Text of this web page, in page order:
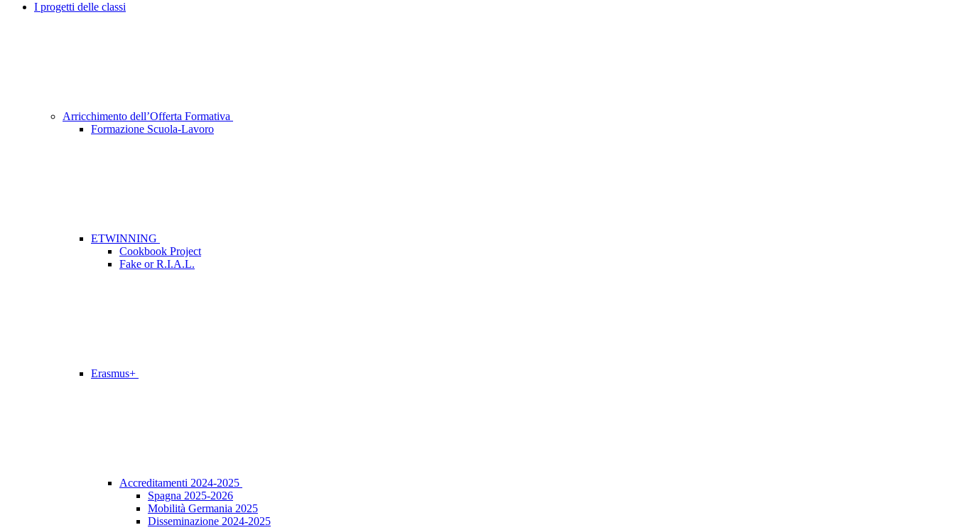
I progetti delle classi
Arricchimento dell’Offerta Formativa
Formazione Scuola-Lavoro
ETWINNING
Cookbook Project
Fake or R.I.A.L.
Erasmus+
Accreditamenti 2024-2025
Spagna 2025-2026
Mobilità Germania 2025
Disseminazione 2024-2025